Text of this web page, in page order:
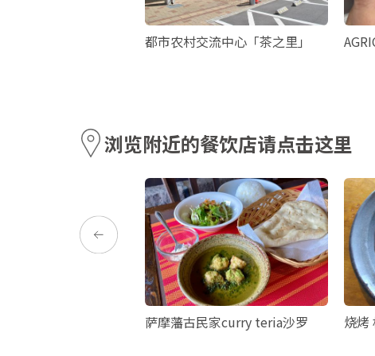
都市农村交流中心「茶之里」
浏览附近的餐饮店请点击这里
萨摩藩古民家curry teria沙罗 烧烤